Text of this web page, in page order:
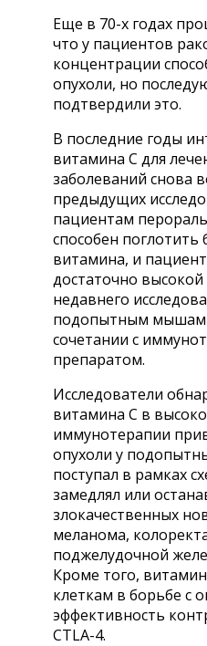
Еще в 70-х годах
что у пациентов
концентрации
опухоли, но
подтвердили это.
В последние годы
витамина С для
заболеваний снова
предыдущих
пациентам
способен поглотить
витамина, и
достаточно
недавнего
подопытным мышам
сочетании с
препаратом.
Исследователи
витамина С в
иммунотерапии
опухоли у
поступал в рамках
замедлял или
злокачественных
меланома,
поджелудочной
Кроме того,
клеткам в борьбе с
эффективность
CTLA-4.